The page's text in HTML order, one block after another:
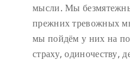
мысли. Мы
прежних тревожных
мы пойдём у них на
страху, одиночеству,